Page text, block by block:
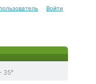
Войти
35°